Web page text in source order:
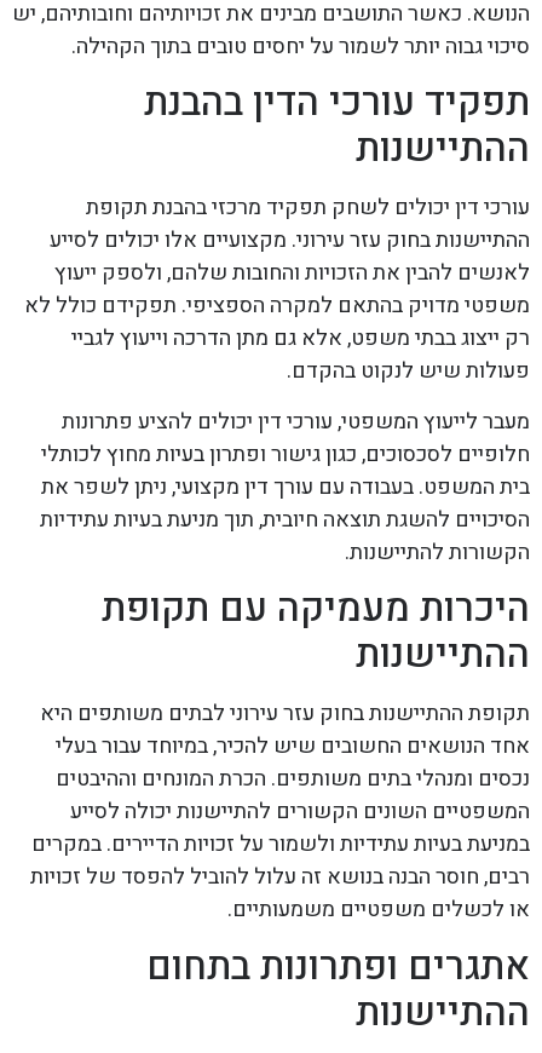
הנושא. כאשר התושבים מבינים את זכויותיהם וחובותיהם, יש
סיכוי גבוה יותר לשמור על יחסים טובים בתוך הקהילה.
תפקיד עורכי הדין בהבנת
ההתיישנות
עורכי דין יכולים לשחק תפקיד מרכזי בהבנת תקופת
ההתיישנות בחוק עזר עירוני. מקצועיים אלו יכולים לסייע
לאנשים להבין את הזכויות והחובות שלהם, ולספק ייעוץ
משפטי מדויק בהתאם למקרה הספציפי. תפקידם כולל לא
רק ייצוג בבתי משפט, אלא גם מתן הדרכה וייעוץ לגביי
פעולות שיש לנקוט בהקדם.
מעבר לייעוץ המשפטי, עורכי דין יכולים להציע פתרונות
חלופיים לסכסוכים, כגון גישור ופתרון בעיות מחוץ לכותלי
בית המשפט. בעבודה עם עורך דין מקצועי, ניתן לשפר את
הסיכויים להשגת תוצאה חיובית, תוך מניעת בעיות עתידיות
הקשורות להתיישנות.
היכרות מעמיקה עם תקופת
ההתיישנות
תקופת ההתיישנות בחוק עזר עירוני לבתים משותפים היא
אחד הנושאים החשובים שיש להכיר, במיוחד עבור בעלי
נכסים ומנהלי בתים משותפים. הכרת המונחים וההיבטים
המשפטיים השונים הקשורים להתיישנות יכולה לסייע
במניעת בעיות עתידיות ולשמור על זכויות הדיירים. במקרים
רבים, חוסר הבנה בנושא זה עלול להוביל להפסד של זכויות
או לכשלים משפטיים משמעותיים.
אתגרים ופתרונות בתחום
ההתיישנות